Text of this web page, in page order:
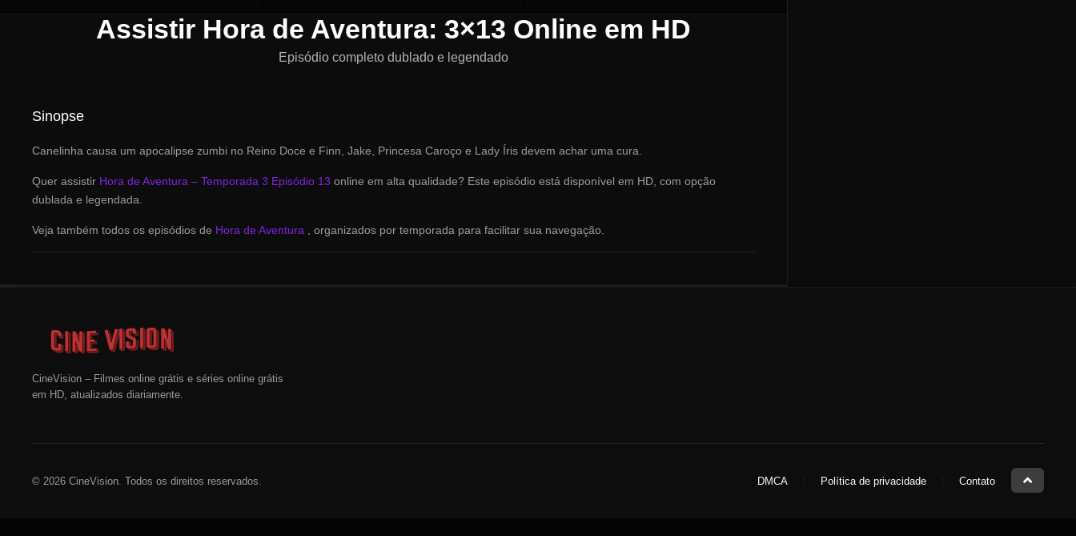
Assistir Hora de Aventura: 3×13 Online em HD
Episódio completo dublado e legendado
Sinopse
Canelinha causa um apocalipse zumbi no Reino Doce e Finn, Jake, Princesa Caroço e Lady Íris devem achar uma cura.
Quer assistir Hora de Aventura – Temporada 3 Episódio 13 online em alta qualidade? Este episódio está disponível em HD, com opção
dublada e legendada.
Veja também todos os episódios de Hora de Aventura , organizados por temporada para facilitar sua navegação.
CineVision – Filmes online grátis e séries online grátis
em HD, atualizados diariamente.
© 2026 CineVision. Todos os direitos reservados. DMCA Política de privacidade Contato